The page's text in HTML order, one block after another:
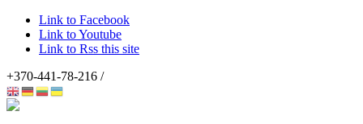
Link to Facebook
Link to Youtube
Link to Rss this site
+370-441-78-216 /